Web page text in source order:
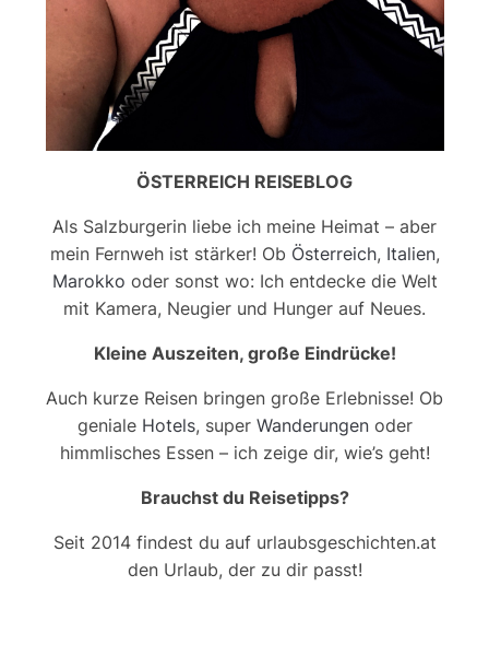
ÖSTERREICH REISEBLOG
Als Salzburgerin liebe ich meine Heimat – aber
mein Fernweh ist stärker! Ob Österreich, Italien,
Marokko oder sonst wo: Ich entdecke die Welt
mit Kamera, Neugier und Hunger auf Neues.
Kleine Auszeiten, große Eindrücke!
Auch kurze Reisen bringen große Erlebnisse! Ob
geniale Hotels, super Wanderungenoder
himmlisches Essen – ich zeige dir, wie’s geht!
Brauchst du Reisetipps?
Seit 2014 findest du auf urlaubsgeschichten.at
den Urlaub, der zu dir passt!